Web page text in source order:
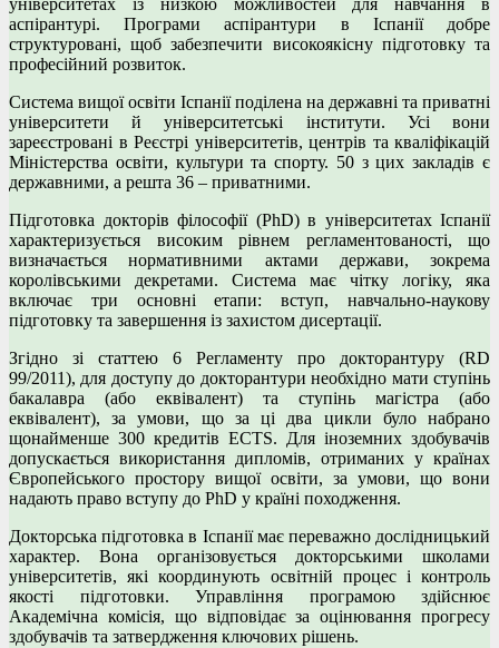
університетах із низкою можливостей для навчання в
аспірантурі. Програми аспірантури в Іспанії добре
структуровані, щоб забезпечити високоякісну підготовку та
професійний розвиток.
Система вищої освіти Іспанії поділена на державні та приватні
університети й університетські інститути. Усі вони
зареєстровані в Реєстрі університетів, центрів та кваліфікацій
Міністерства освіти, культури та спорту. 50 з цих закладів є
державними, а решта 36 – приватними.
Підготовка докторів філософії (PhD) в університетах Іспанії
характеризується високим рівнем регламентованості, що
визначається нормативними актами держави, зокрема
королівськими декретами. Система має чітку логіку, яка
включає три основні етапи: вступ, навчально-наукову
підготовку та завершення із захистом дисертації.
Згідно зі статтею 6 Регламенту про докторантуру (RD
99/2011), для доступу до докторантури необхідно мати ступінь
бакалавра (або еквівалент) та ступінь магістра (або
еквівалент), за умови, що за ці два цикли було набрано
щонайменше 300 кредитів ECTS. Для іноземних здобувачів
допускається використання дипломів, отриманих у країнах
Європейського простору вищої освіти, за умови, що вони
надають право вступу до PhD у країні походження.
Докторська підготовка в Іспанії має переважно дослідницький
характер. Вона організовується докторськими школами
університетів, які координують освітній процес і контроль
якості підготовки. Управління програмою здійснює
Академічна комісія, що відповідає за оцінювання прогресу
здобувачів та затвердження ключових рішень.